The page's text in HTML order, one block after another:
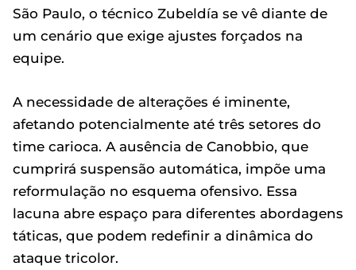
São Paulo, o técnico Zubeldía se vê diante de
um cenário que exige ajustes forçados na
equipe.
A necessidade de alterações é iminente,
afetando potencialmente até três setores do
time carioca. A ausência de Canobbio, que
cumprirá suspensão automática, impõe uma
reformulação no esquema ofensivo. Essa
lacuna abre espaço para diferentes abordagens
táticas, que podem redefinir a dinâmica do
ataque tricolor.